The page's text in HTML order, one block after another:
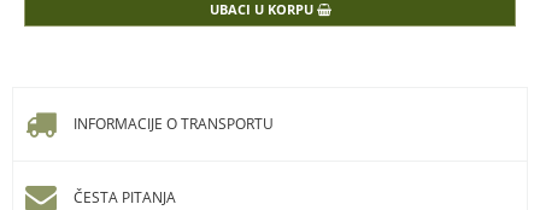
UBACI U KORPU
INFORMACIJE O TRANSPORTU
ČESTA PITANJA